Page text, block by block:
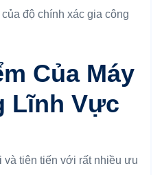
độ chính xác gia công
Của Máy
Lĩnh Vực
và tiên tiến với rất nhiều ưu